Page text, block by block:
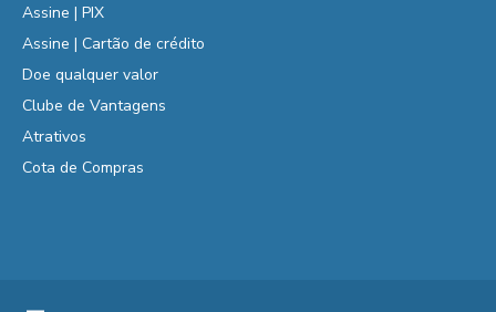
Assine | PIX
Assine | Cartão de crédito
Doe qualquer valor
Clube de Vantagens
Atrativos
Cota de Compras